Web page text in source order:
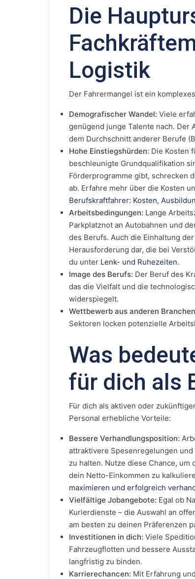
Die
Logistik
Der Fahrermangel ist ein
Demografischer Wandel: Viele
genügend junge Talente nach.
dem Durchschnitt anderer Berufe
Hohe Einstiegshürden: Die Kosten
beschleunigte Grundqualifikation
Förderprogramme gibt, schrecken
ab. Erfahre mehr über die Kosten
Berufskraftfahrer: Kosten,
Arbeitsbedingungen: Lange
Parkplatznot an Autobahnen und
des Berufs. Auch die Einhaltung
Herausforderung dar, die bei
du unter Lenk- und Ruhezeiten.
Image des Berufs: Der Beruf des
das die Vielfalt und die
widerspiegelt.
Wettbewerb aus anderen
Sektoren locken potenzielle
Was
für dich als
Für dich als aktiven oder
Personal erhebliche Vorteile:
Bessere Verhandlungsposition:
attraktivere Spesenregelungen
zu halten. Nutze diese Chance, um
dein Netto-Einkommen zu
maximieren und erfolgreich
Vielfältige Jobangebote: Egal ob
Kurierdienste – die Auswahl an
am besten zu deinen Präferenzen
Investitionen in dich: Viele
Fahrzeugflotten und bessere
langfristig zu binden.
Karrierechancen: Mit Erfahrung